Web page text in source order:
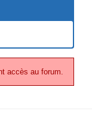
accès au forum.